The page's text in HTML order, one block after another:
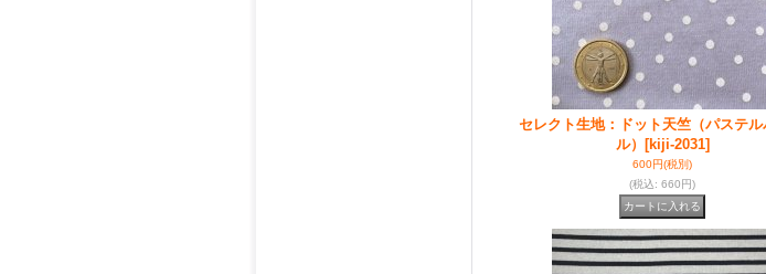
セレクト生地：ドット天竺（パステル
ル）
[kiji-2031]
600円(税別)
(税込: 660円)